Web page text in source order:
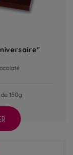
150g